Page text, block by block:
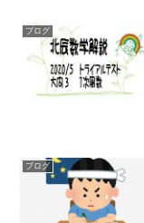
ブログ
ブログ